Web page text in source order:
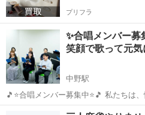
プリフラ
✨合唱メンバー募
笑顔で歌って元気
中野駅
🎵⭐合唱メンバー募集中⭐🎵 私たちは、懐かしの青春ポップスを、音大
卒の指導員のピアノ🎹伴奏で、楽しく歌う合唱
中野区 中野駅 その他